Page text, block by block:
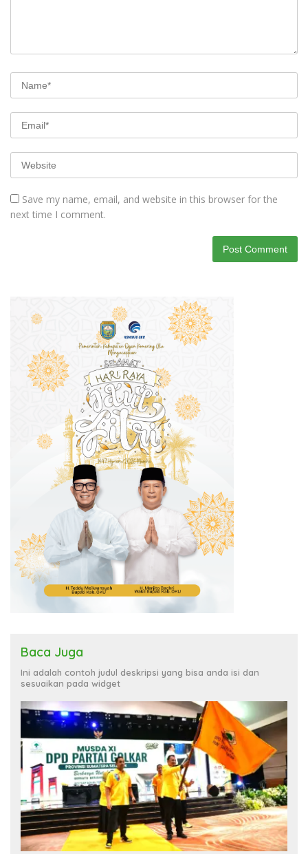
Save my name, email, and website in this browser for the
next time I comment.
Baca Juga
Ini adalah contoh judul deskripsi yang bisa anda isi dan
sesuaikan pada widget